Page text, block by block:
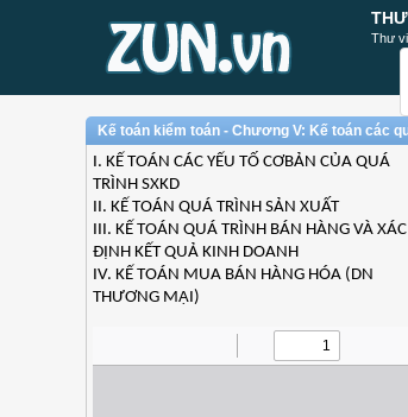
Thư
Kế toán kiểm toán - Chương V: Kế toán các
I. KẾ TOÁN CÁC YẾU TỐ CƠBẢN CỦA QUÁ
TRÌNH SXKD
II. KẾ TOÁN QUÁ TRÌNH SẢN XUẤT
III. KẾ TOÁN QUÁ TRÌNH BÁN HÀNG VÀ XÁC
ĐỊNH KẾT QUẢ KINH DOANH
IV. KẾ TOÁN MUA BÁN HÀNG HÓA (DN
THƯƠNG MẠI)